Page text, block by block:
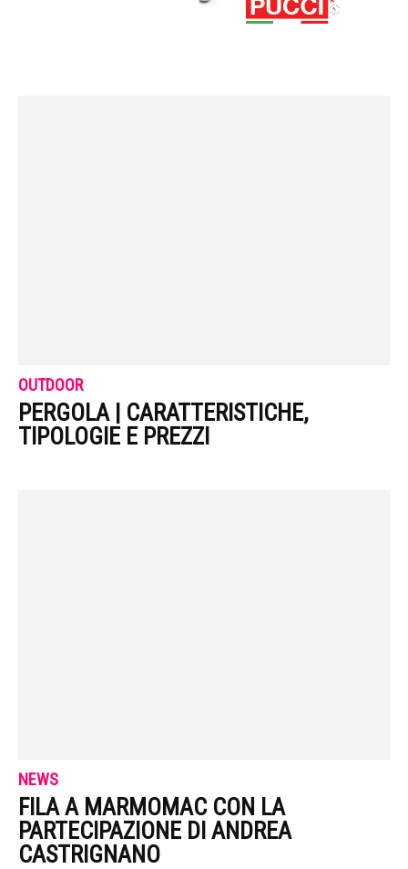
OUTDOOR
PERGOLA | CARATTERISTICHE,
TIPOLOGIE E PREZZI
NEWS
FILA A MARMOMAC CON LA
PARTECIPAZIONE DI ANDREA
CASTRIGNANO